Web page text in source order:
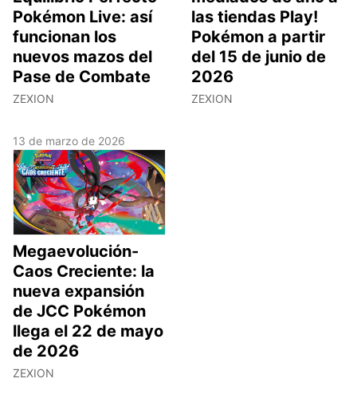
Pokémon Live: así
funcionan los
nuevos mazos del
Pase de Combate
ZEXION
las tiendas Play!
Pokémon a partir
del 15 de junio de
2026
ZEXION
13 de marzo de 2026
Megaevolución-
Caos Creciente: la
nueva expansión
de JCC Pokémon
llega el 22 de mayo
de 2026
ZEXION